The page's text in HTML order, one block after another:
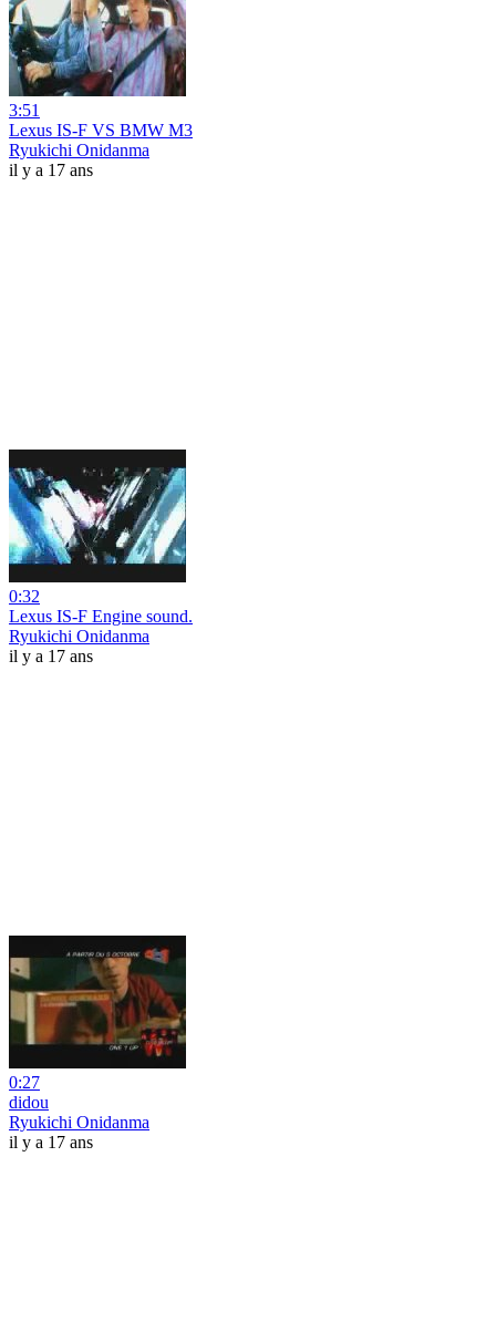
3:51
Lexus IS-F VS BMW M3
Ryukichi Onidanma
il y a 17 ans
0:32
Lexus IS-F Engine sound.
Ryukichi Onidanma
il y a 17 ans
0:27
didou
Ryukichi Onidanma
il y a 17 ans